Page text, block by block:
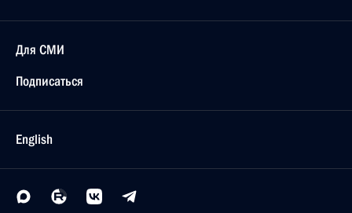
Для СМИ
Подписаться
English